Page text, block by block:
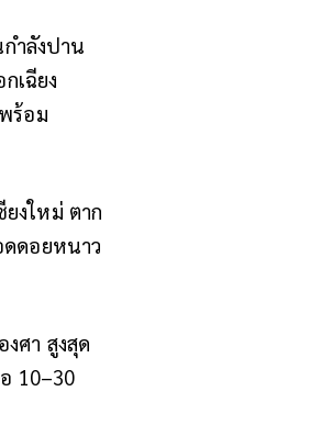
ำลังปาน
เฉียง
ร้อม
งใหม่ ตาก
ดดอยหนาว
ศา สูงสุด
10–30